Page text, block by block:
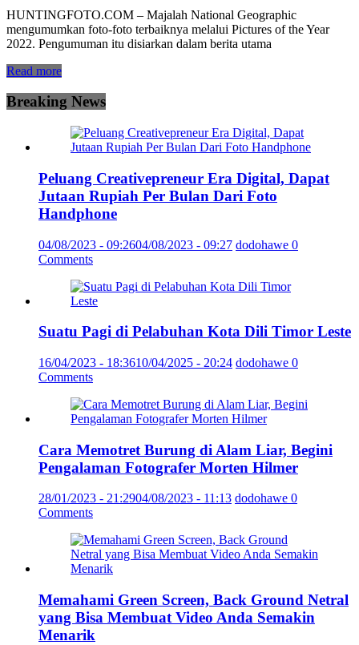
HUNTINGFOTO.COM – Majalah National Geographic
mengumumkan foto-foto terbaiknya melalui Pictures of the Year
2022. Pengumuman itu disiarkan dalam berita utama
Read more
Breaking News
Peluang Creativepreneur Era Digital, Dapat
Jutaan Rupiah Per Bulan Dari Foto
Handphone
04/08/2023 - 09:2604/08/2023 - 09:27 dodohawe 0
Comments
Suatu Pagi di Pelabuhan Kota Dili Timor Leste
16/04/2023 - 18:3610/04/2025 - 20:24 dodohawe 0
Comments
Cara Memotret Burung di Alam Liar, Begini
Pengalaman Fotografer Morten Hilmer
28/01/2023 - 21:2904/08/2023 - 11:13 dodohawe 0
Comments
Memahami Green Screen, Back Ground Netral
yang Bisa Membuat Video Anda Semakin
Menarik